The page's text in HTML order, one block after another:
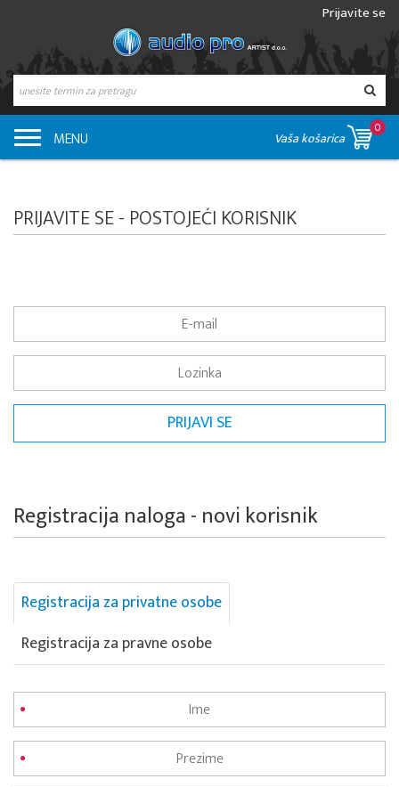
Prijavite se
MENU Vaša košarica
0
PRIJAVITE SE - POSTOJEĆI KORISNIK
Registracija naloga - novi korisnik
Registracija za privatne osobe
Registracija za pravne osobe